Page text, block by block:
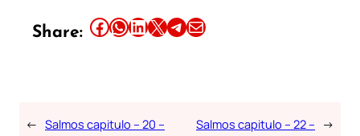
Share: Share this article on Facebook Share this article on WhatsApp Share this article on LinkedIn Share this article on X Share this article on TelegramEmail this Article
← Salmos capitulo – 20 –
Salmos capitulo – 22 – →